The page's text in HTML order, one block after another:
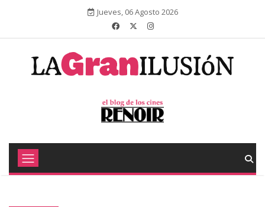
Jueves, 06 Agosto 2026